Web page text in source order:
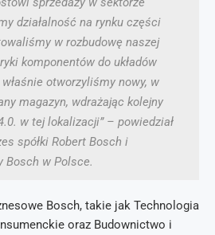
działalność na rynku części
w rozbudowę naszej
komponentów do układów
otworzyliśmy nowy, w
magazyn, wdrażając kolejny
w tej lokalizacji” – powiedział
spółki Robert Bosch i
Bosch w Polsce.
Bosch, takie jak Technologia
oraz Budownictwo i